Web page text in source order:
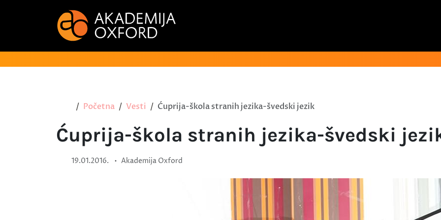
Početna Vesti Ćuprija-škola stranih jezika-švedski jezik
Ćuprija-škola stranih jezika-švedski
19.01.2016. • Akademija Oxford